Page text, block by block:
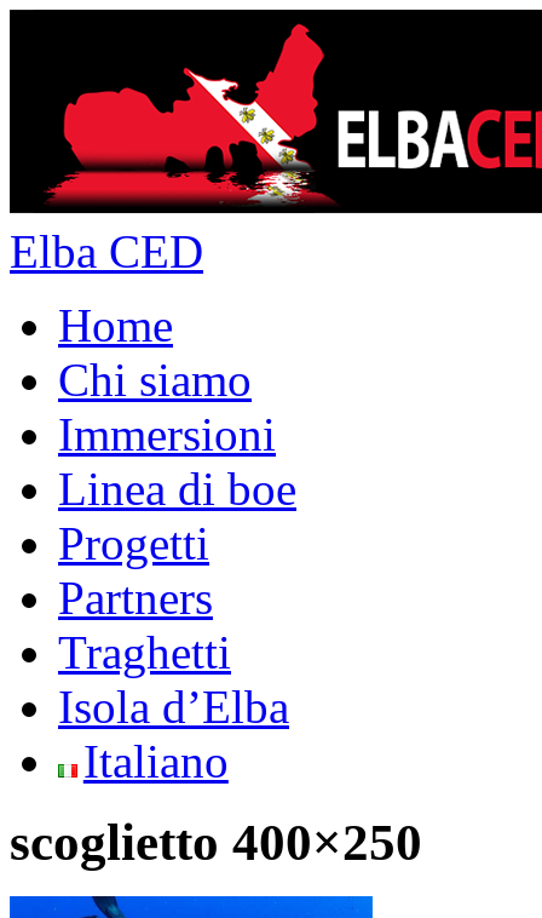
Elba CED
Home
Chi siamo
Immersioni
Linea di boe
Progetti
Partners
Traghetti
Isola d’Elba
Italiano
scoglietto 400×250